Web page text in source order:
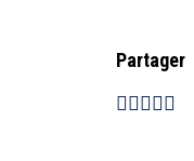
Partager